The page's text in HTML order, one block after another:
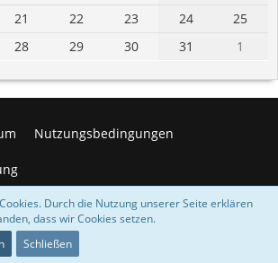
21 22 23 24
25
28 29 30 31 1
Nutzungsbedingungen
2026 Perspektive Zukunft e.V.
Durch die Nutzung unserer Seite erklären
dass wir Cookies setzen.
Schließen